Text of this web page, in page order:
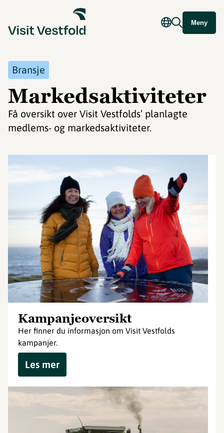
Meny
Bransje
Markedsaktiviteter
Få oversikt over Visit Vestfolds’ planlagte
medlems- og markedsaktiviteter.
Kampanjeoversikt
Her finner du informasjon om Visit Vestfolds
kampanjer.
Les mer